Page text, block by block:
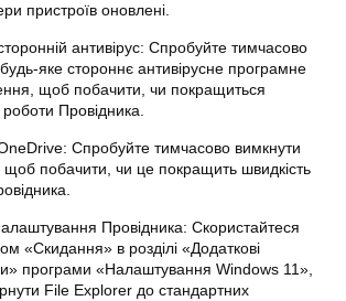
пристроїв оновлені.
антивірус: Спробуйте тимчасово
яке стороннє антивірусне програмне
щоб побачити, чи покращиться
роботи Провідника.
Спробуйте тимчасово вимкнути
побачити, чи це покращить швидкість
Провідника: Скористайтеся
«Скидання» в розділі «Додаткові
програми «Налаштування Windows 11»,
File Explorer до стандартних